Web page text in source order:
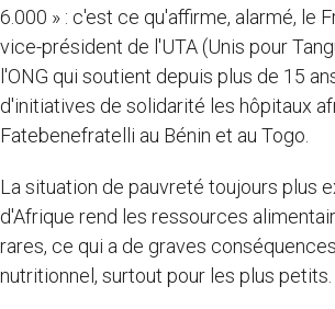
6.000 » : c'est ce qu'affirme, alarmé, le
vice-président de l'UTA (Unis pour
l'ONG qui soutient depuis plus de 15
d'initiatives de solidarité les hôpitaux
Fatebenefratelli au Bénin et au Togo.
La situation de pauvreté toujours plus
d'Afrique rend les ressources
rares, ce qui a de graves
nutritionnel, surtout pour les plus petits.